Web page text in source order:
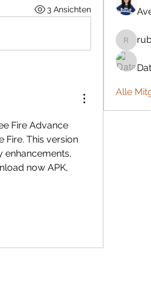
3 Ansichten
Fire Advance
Fire. This version
enhancements,
now APK,
Alle